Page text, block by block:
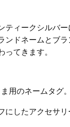
ティークシルバ
ンドネームとブ
てきます。
用のネームタグ。
したアクセサリ